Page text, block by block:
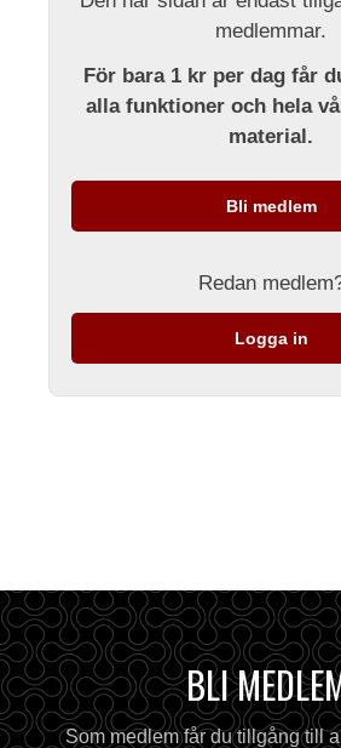
medlemmar.
För bara 1 kr per dag får
alla funktioner och hela
material.
Bli medlem
Redan
Logga in
BLI
Som medlem får du tillgång till